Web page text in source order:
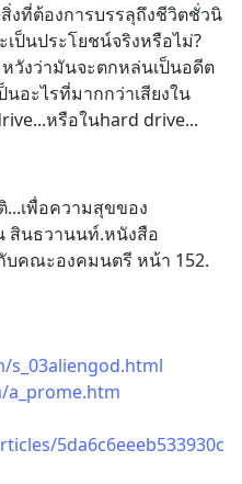
งที่ต้องการบรรลุถึงชีวิตชั่วนิ
เป็นประโยชน์จริงหรือไม่?
วังว่ามันจะตกหล่นเป็นอดีต
นอะไรที่มากกว่าเสียงใน
หรือในhard drive...
เพื่อความสุขของ
สินธวานนท์.หนังสือ
บคณะองคมนตรี หน้า 152.
s_03aliengod.html
a_prome.htm
5da6c6eeeb533930c